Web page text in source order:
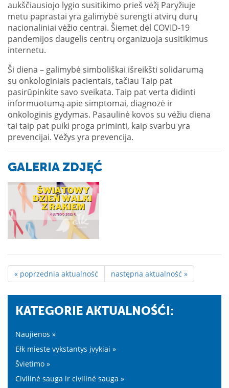
aukščiausiojo lygio susitikimo prieš vėžį Paryžiuje
metu paprastai yra galimybė surengti atvirų durų
nacionaliniai vėžio centrai. Šiemet dėl COVID-19
pandemijos daugelis centrų organizuoja susitikimus
internetu.
Ši diena – galimybėsimboliškai išreikšti solidarumą
su onkologiniais pacientais, tačiau Taip pat
pasirūpinkite savo sveikata. Taip pat verta didinti
informuotumą apie simptomai, diagnozė ir
onkologinis gydymas. Pasaulinė kovos su vėžiu diena
tai taip pat puiki proga priminti, kaip svarbu yra
prevencijai. Vėžys yra prevencija.
GALERIA ZDJĘĆ
« poprzednia aktualność następna aktualność »
KATEGORIE AKTUALNOŚĆI:
Naujienos »
Ełk mieste vykstantys įvykiai »
Švietimo »
Civilinė sauga ir civilinė sauga »